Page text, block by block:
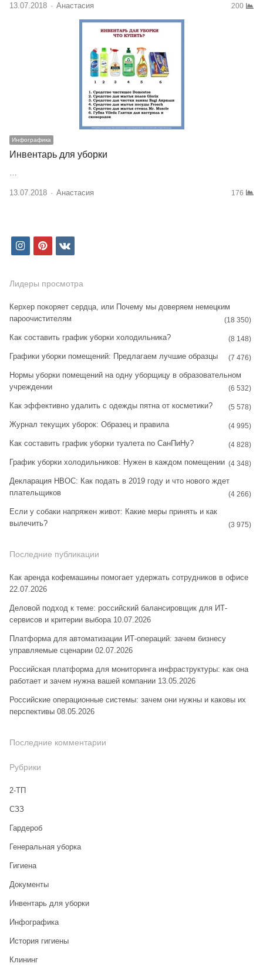
13.07.2018 Author
Анастасия 200
Инфографика
Инвентарь для уборки
13.07.2018 Author
Анастасия 176
i
s
a
g
r
a
p
n
e
r
e
s
v
Лидеры просмотра
Керхер покоряет сердца, или Почему мы доверяем немецким
пароочистителям
(18 350)
Как составить график уборки холодильника? (8 148)
Графики уборки помещений: Предлагаем лучшие образцы (7 476)
Нормы уборки помещений на одну уборщицу в образовательном
учреждении
(6 532)
Как эффективно удалить с одежды пятна от косметики? (5 578)
Журнал текущих уборок: Образец и правила (4 995)
Как составить график уборки туалета по СанПиНу? (4 828)
График уборки холодильников: Нужен в каждом помещении (4 348)
Декларация НВОС: Как подать в 2019 году и что нового ждет
плательщиков
(4 266)
Если у собаки напряжен живот: Какие меры принять и как
вылечить?
(3 975)
Последние публикации
Как аренда кофемашины помогает удержать сотрудников в офисе
22.07.2026
Деловой подход к теме: российский балансировщик для ИТ-
сервисов и критерии выбора 10.07.2026
Платформа для автоматизации ИТ-операций: зачем бизнесу
управляемые сценарии 02.07.2026
Российская платформа для мониторинга инфраструктуры: как она
работает и зачем нужна вашей компании 13.05.2026
Российские операционные системы: зачем они нужны и каковы их
перспективы 08.05.2026
Последние комментарии
Рубрики
2-ТП
CЗЗ
Гардероб
Генеральная уборка
Гигиена
Документы
Инвентарь для уборки
Инфографика
История гигиены
Клининг